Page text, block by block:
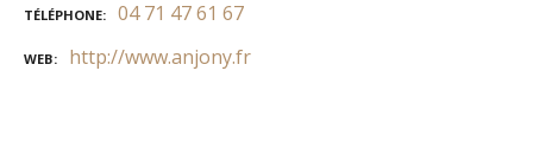
TÉLÉPHONE 04 71 47 61 67
WEB http://www.anjony.fr